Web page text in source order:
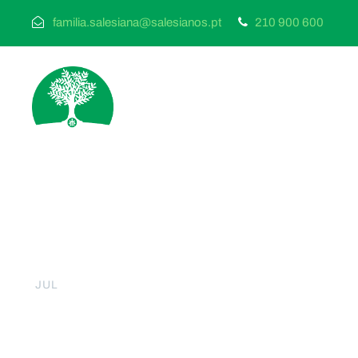
familia.salesiana@salesianos.pt 210 900 600
JUL